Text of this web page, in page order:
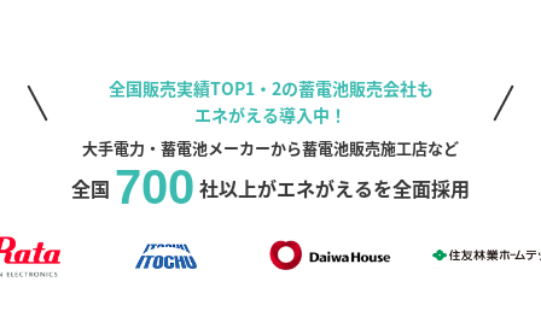
全国販売実績TOP1・2の蓄電池販売会社も
エネがえる導入中！
大手電力・蓄電池メーカーから蓄電池販売施工店など
全国 700 社以上がエネがえるを全面採用